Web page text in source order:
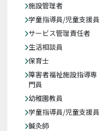
施設管理者
学童指導員/児童支援員
サービス管理責任者
生活相談員
保育士
障害者福祉施設指導専
門員
幼稚園教員
学童指導員/児童支援員
鍼灸師